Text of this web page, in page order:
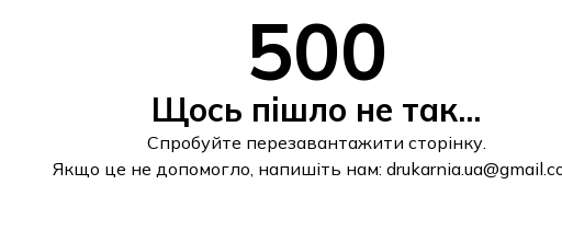
500
Щось пішло не так...
Спробуйте перезавантажити сторінку.
Якщо це не допомогло, напишіть нам: